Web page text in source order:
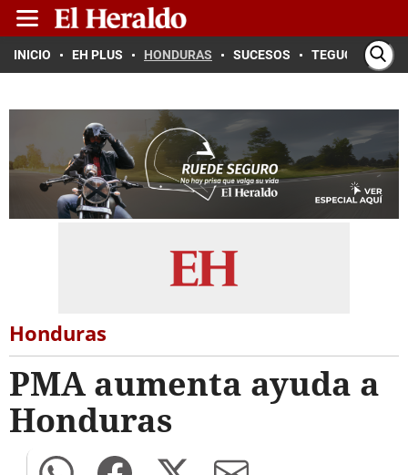
INICIO EH PLUS HONDURAS SUCESOS TEGUCIGALPA
Honduras
PMA aumenta ayuda a
Honduras